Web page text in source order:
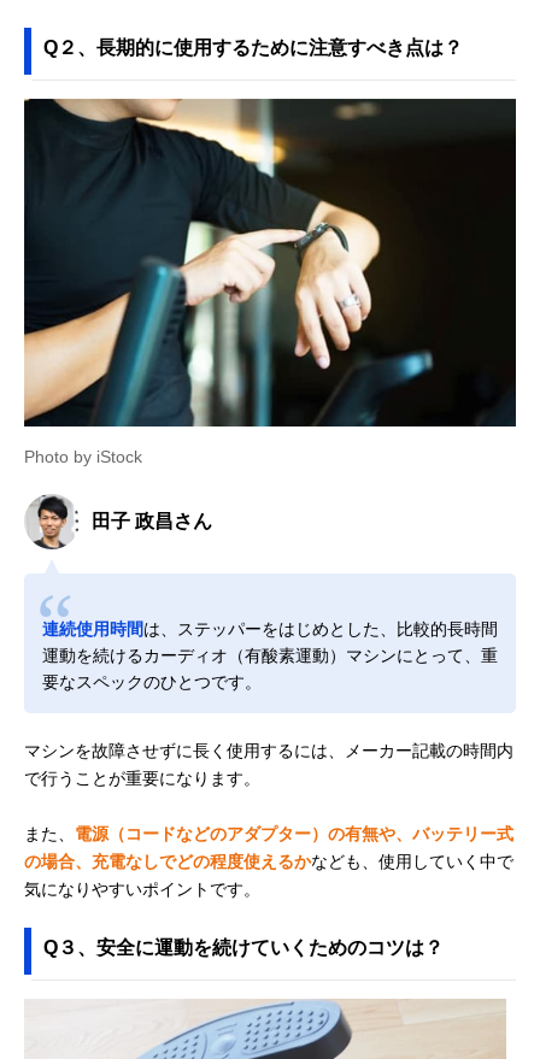
Q２、長期的に使用するために注意すべき点は？
Photo by iStock
田子 政昌さん
連続使用時間は、ステッパーをはじめとした、比較的長時間
運動を続けるカーディオ（有酸素運動）マシンにとって、重
要なスペックのひとつです。
マシンを故障させずに長く使用するには、メーカー記載の時間内
で行うことが重要になります。
また、 電源（コードなどのアダプター）の有無や、バッテリー式
の場合、充電なしでどの程度使えるかなども、使用していく中で
気になりやすいポイントです。
Q３、安全に運動を続けていくためのコツは？